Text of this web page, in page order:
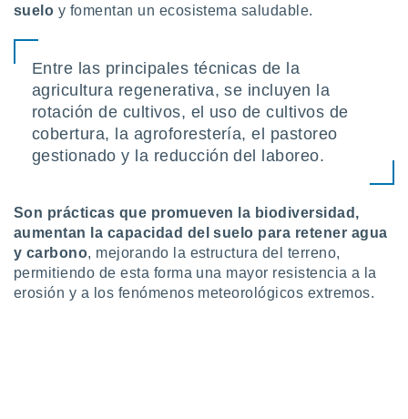
en
en
o acceder
datos
suelo y fomentan un ecosistema saludable.
Entre las principales técnicas de la
agricultura regenerativa, se incluyen la
rotación de cultivos, el uso de cultivos de
cobertura, la agroforestería, el pastoreo
gestionado y la reducción del laboreo.
Son prácticas que promueven la biodiversidad,
aumentan la capacidad del suelo para retener agua
y carbono, mejorando la estructura del terreno,
permitiendo de esta forma una mayor resistencia a la
erosión y a los fenómenos meteorológicos extremos.